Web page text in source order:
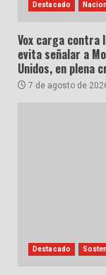
Destacado
Vox carga
evita señalar a
Unidos, en plena
7 de agosto de
Destacado